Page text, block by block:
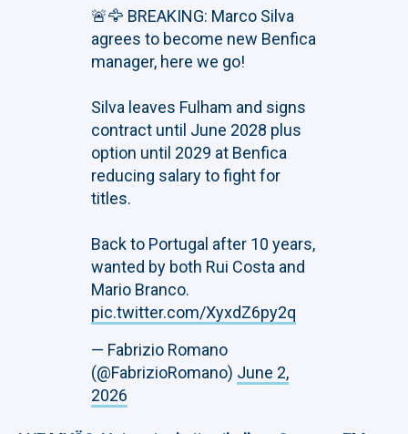
🚨🦅 BREAKING: Marco Silva
agrees to become new Benfica
manager, here we go!
Silva leaves Fulham and signs
contract until June 2028 plus
option until 2029 at Benfica
reducing salary to fight for
titles.
Back to Portugal after 10 years,
wanted by both Rui Costa and
Mario Branco.
pic.twitter.com/XyxdZ6py2q
— Fabrizio Romano
(@FabrizioRomano) June 2,
2026